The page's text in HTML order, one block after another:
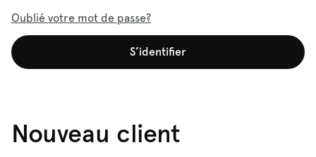
Oublié votre mot de passe?
S’identifier
Nouveau client